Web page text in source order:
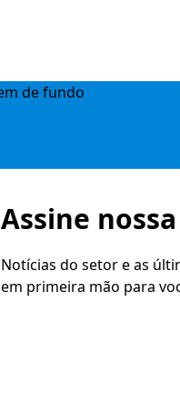
Assine
Notícias do setor e as
em primeira mão para